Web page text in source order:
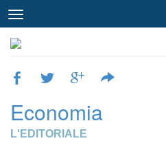
Economia
L'EDITORIALE